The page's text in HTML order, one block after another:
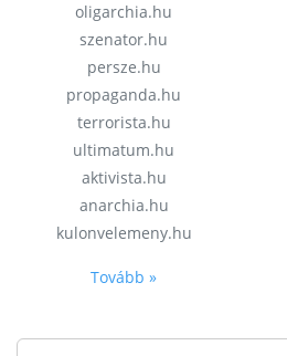
oligarchia.hu
szenator.hu
persze.hu
propaganda.hu
terrorista.hu
ultimatum.hu
aktivista.hu
anarchia.hu
kulonvelemeny.hu
Tovább »